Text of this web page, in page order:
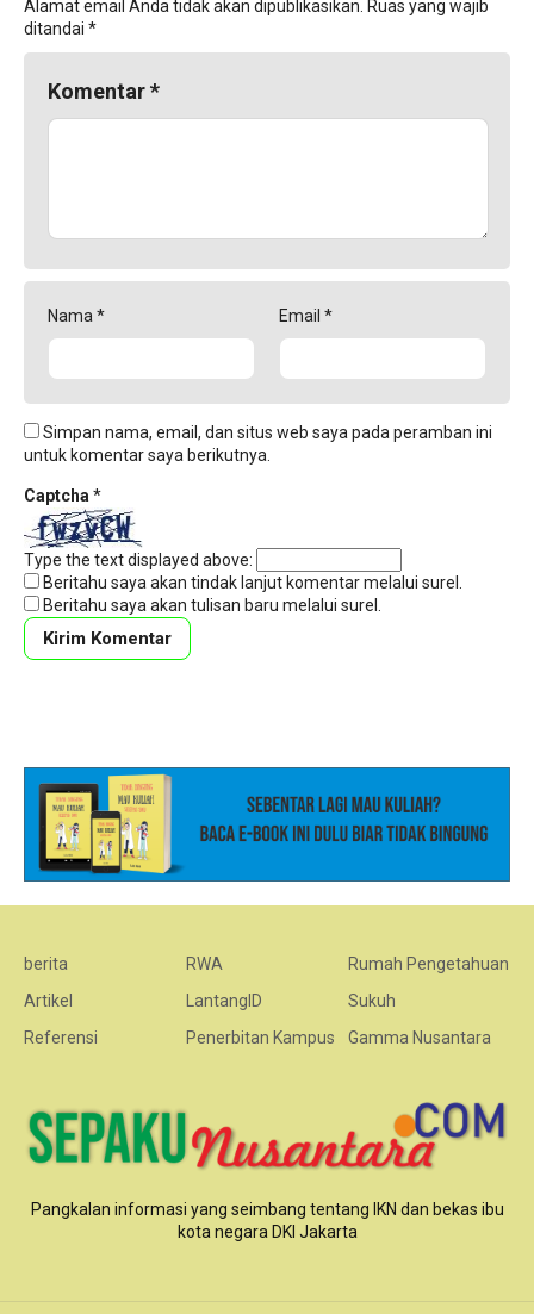
Alamat email Anda tidak akan dipublikasikan. Ruas yang wajib
ditandai *
Komentar*
Nama* Email *
Simpan nama, email, dan situs web saya pada peramban ini
untuk komentar saya berikutnya.
Captcha*
Type the text displayed above:
Beritahu saya akan tindak lanjut komentar melalui surel.
Beritahu saya akan tulisan baru melalui surel.
berita
Artikel
Referensi
RWA
LantangID
Penerbitan Kampus
Rumah Pengetahuan
Sukuh
Gamma Nusantara
Pangkalan informasi yang seimbang tentang IKN dan bekas ibu
kota negara DKI Jakarta